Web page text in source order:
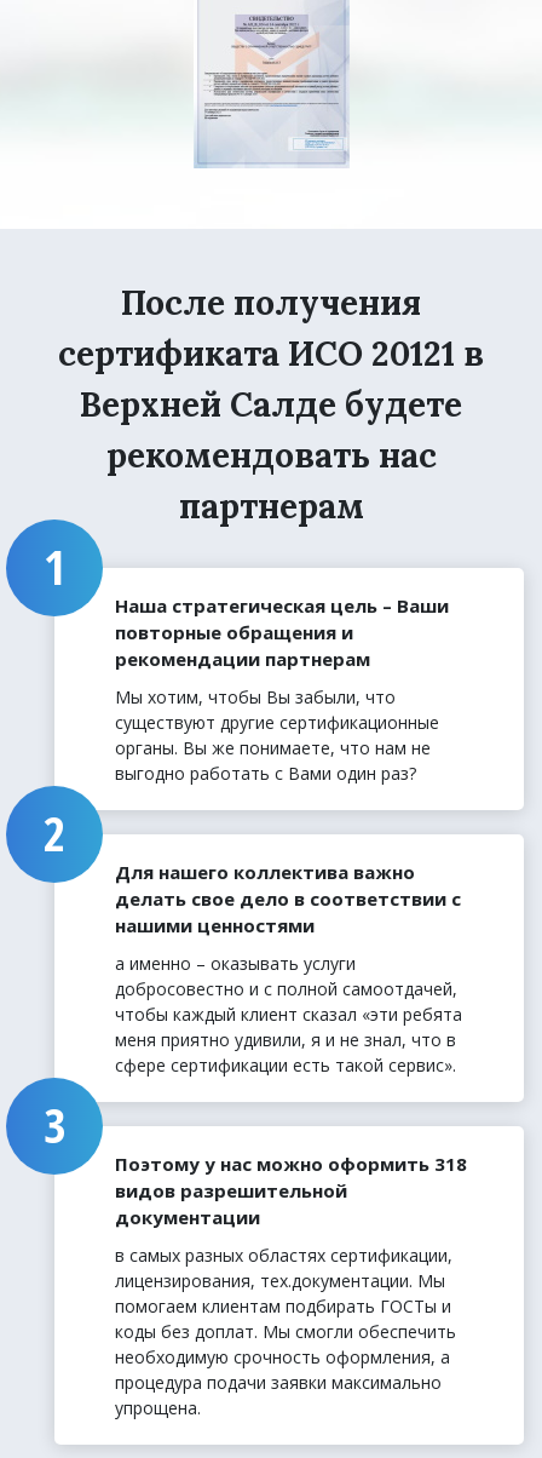
После получения
сертификата ИСО 20121 в
Верхней Салде будете
рекомендовать нас
партнерам
Наша стратегическая цель – Ваши
повторные обращения и
рекомендации партнерам
Мы хотим, чтобы Вы забыли, что
существуют другие сертификационные
органы. Вы же понимаете, что нам не
выгодно работать с Вами один раз?
Для нашего коллектива важно
делать свое дело в соответствии с
нашими ценностями
а именно – оказывать услуги
добросовестно и с полной самоотдачей,
чтобы каждый клиент сказал «эти ребята
меня приятно удивили, я и не знал, что в
сфере сертификации есть такой сервис».
Поэтому у нас можно оформить 318
видов разрешительной
документации
в самых разных областях сертификации,
лицензирования, тех.документации. Мы
помогаем клиентам подбирать ГОСТы и
коды без доплат. Мы смогли обеспечить
необходимую срочность оформления, а
процедура подачи заявки максимально
упрощена.